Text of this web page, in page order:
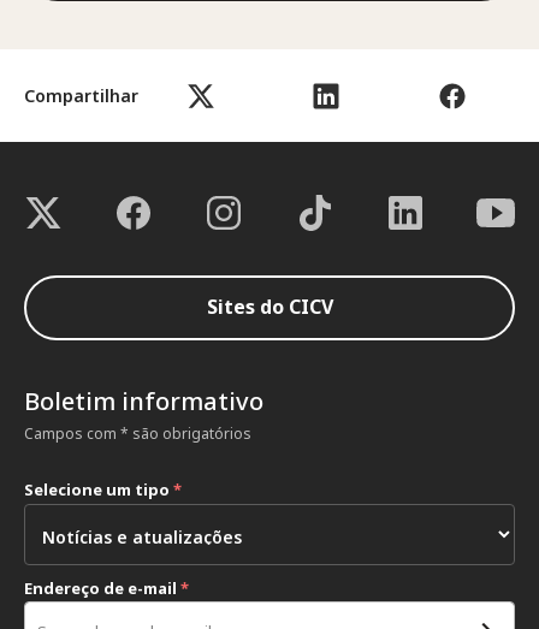
Compartilhar
Sites do CICV
Boletim informativo
Campos com * são obrigatórios
Selecione um tipo *
Endereço de e-mail *